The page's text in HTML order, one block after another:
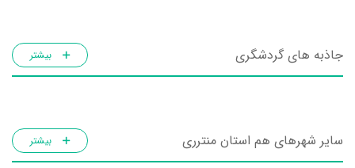
جاذبه های گردشگری بیشتر
سایر شهرهای هم استان منترری بیشتر